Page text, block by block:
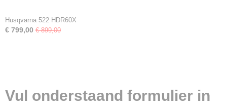
Husqvarna 522 HDR60X
€ 799,00 € 899,00
Vul onderstaand formulier in